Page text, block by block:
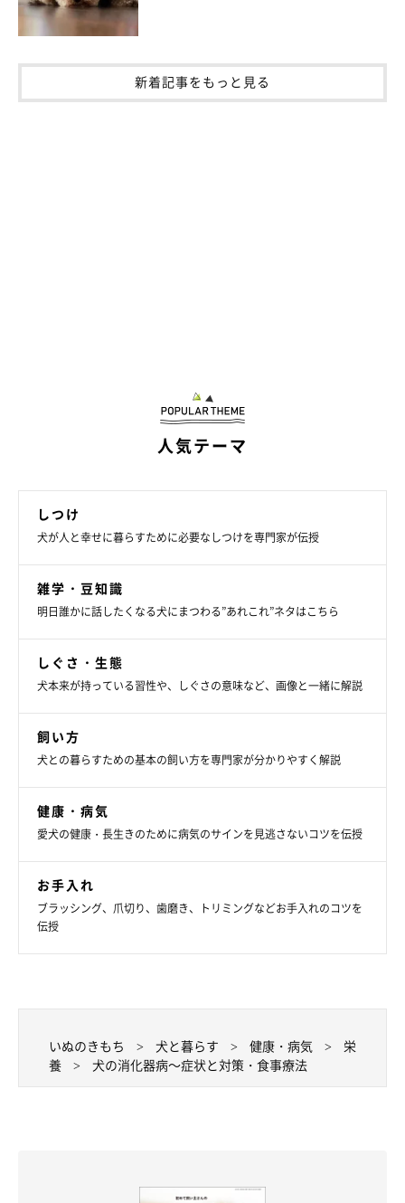
常な活動を助ける繊維を強化した療法食を与えることがあります
が、メーカーによって繊維の種類や割合に違いがあるので獣医師
の指導によく従ってください。
新着記事をもっと見る
人気テーマ
しつけ
犬が人と幸せに暮らすために必要なしつけを専門家が伝授
雑学・豆知識
明日誰かに話したくなる犬にまつわる”あれこれ”ネタはこちら
しぐさ・生態
犬本来が持っている習性や、しぐさの意味など、画像と一緒に解説
飼い方
犬との暮らすための基本の飼い方を専門家が分かりやすく解説
健康・病気
愛犬の健康・長生きのために病気のサインを見逃さないコツを伝授
お手入れ
ブラッシング、爪切り、歯磨き、トリミングなどお手入れのコツを
伝授
いぬのきもち 犬と暮らす 健康・病気
栄
養
犬の消化器病～症状と対策・食事療法